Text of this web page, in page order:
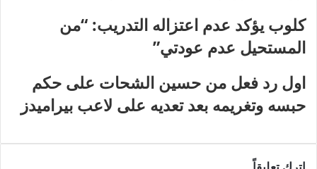
كلوب يؤكد عدم اعتزاله التدريب: “من
المستحيل عدم عودتي”
اول رد فعل من حسين الشحات على حكم
حبسه وتغريمه بعد تعديه على لاعب بيراميدز